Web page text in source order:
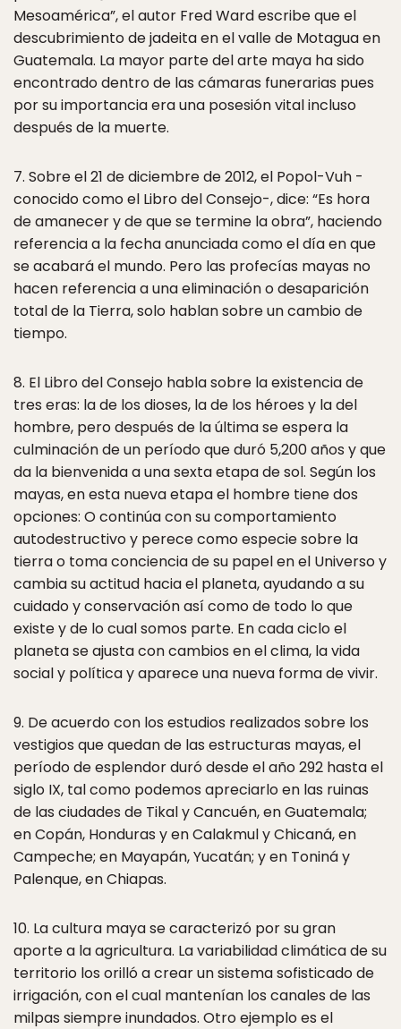
Mesoamérica”, el autor Fred Ward escribe que el
descubrimiento de jadeita en el valle de Motagua en
Guatemala. La mayor parte del arte maya ha sido
encontrado dentro de las cámaras funerarias pues
por su importancia era una posesión vital incluso
después de la muerte.
7. Sobre el 21 de diciembre de 2012, el Popol-Vuh -
conocido como el Libro del Consejo-, dice: “Es hora
de amanecer y de que se termine la obra”, haciendo
referencia a la fecha anunciada como el día en que
se acabará el mundo. Pero las profecías mayas no
hacen referencia a una eliminación o desaparición
total de la Tierra, solo hablan sobre un cambio de
tiempo.
8. El Libro del Consejo habla sobre la existencia de
tres eras: la de los dioses, la de los héroes y la del
hombre, pero después de la última se espera la
culminación de un período que duró 5,200 años y que
da la bienvenida a una sexta etapa de sol. Según los
mayas, en esta nueva etapa el hombre tiene dos
opciones: O continúa con su comportamiento
autodestructivo y perece como especie sobre la
tierra o toma conciencia de su papel en el Universo y
cambia su actitud hacia el planeta, ayudando a su
cuidado y conservación así como de todo lo que
existe y de lo cual somos parte. En cada ciclo el
planeta se ajusta con cambios en el clima, la vida
social y política y aparece una nueva forma de vivir.
9. De acuerdo con los estudios realizados sobre los
vestigios que quedan de las estructuras mayas, el
período de esplendor duró desde el año 292 hasta el
siglo IX, tal como podemos apreciarlo en las ruinas
de las ciudades de Tikal y Cancuén, en Guatemala;
en Copán, Honduras y en Calakmul y Chicaná, en
Campeche; en Mayapán, Yucatán; y en Toniná y
Palenque, en Chiapas.
10. La cultura maya se caracterizó por su gran
aporte a la agricultura. La variabilidad climática de su
territorio los orilló a crear un sistema sofisticado de
irrigación, con el cual mantenían los canales de las
milpas siempre inundados. Otro ejemplo es el